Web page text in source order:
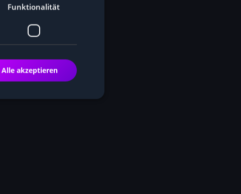
Funktionalität
Alle akzeptieren